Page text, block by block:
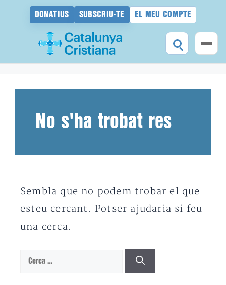
DONATIUS SUBSCRIU-TE EL MEU COMPTE
No s'ha trobat res
Sembla que no podem trobar el que
esteu cercant. Potser ajudaria si feu
una cerca.
Cerca: